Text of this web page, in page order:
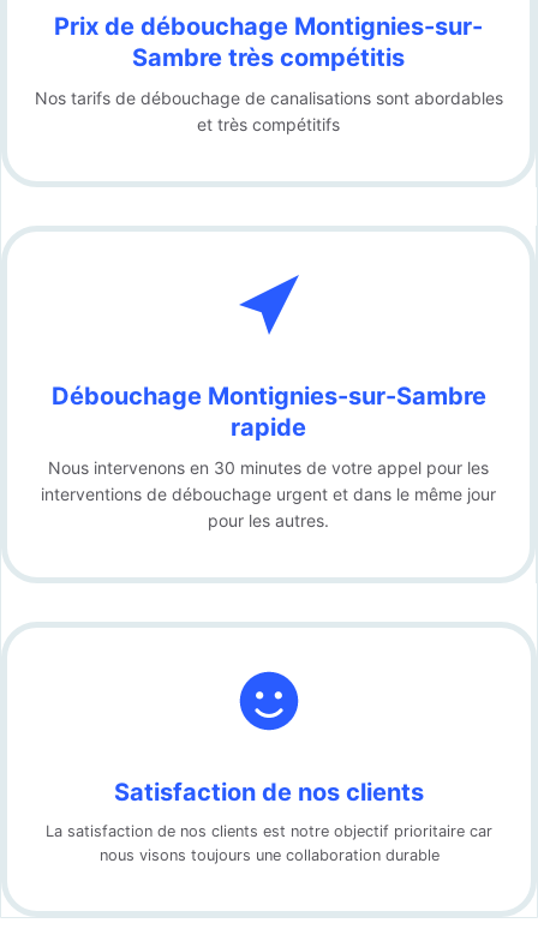
Prix de débouchage Montignies-sur-
Sambre très compétitis
Nos tarifs de débouchage de canalisations sont abordables
et très compétitifs
Débouchage Montignies-sur-Sambre
rapide
Nous intervenons en 30 minutes de votre appel pour les
interventions de débouchage urgent et dans le même jour
pour les autres.
Satisfaction de nos clients
La satisfaction de nos clients est notre objectif prioritaire car
nous visons toujours une collaboration durable